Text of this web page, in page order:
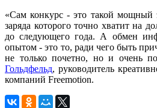
«Сам конкурс - это такой мощный
заряда которого точно хватит на
до следующего года. А обмен
опытом - это то, ради чего быть
не только почетно, но и очень
Гольдфельд, руководитель
компаний Freemotion.